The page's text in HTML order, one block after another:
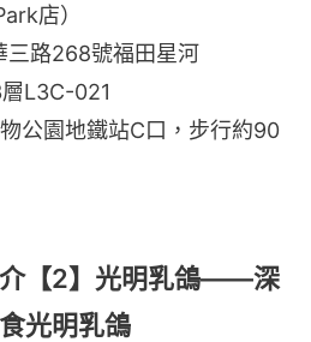
店）
三路268號福田星河
L3C-021
公園地鐵站C口，步行約90
【2】光明乳鴿——深
光明乳鴿